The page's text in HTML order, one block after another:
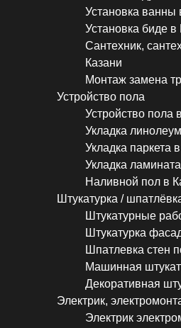
Установка ванны
Установка биде в
Сантехник,
Казани
Монтаж замена
Устройство пола
Устройство пола
Укладка
Укладка паркета
Укладка
Наливной пол в
Штукатурка /
Штукатурные
Штукатурка
Шпатлевка стен
Машинная
Декоративная
Электрик,
Электрик